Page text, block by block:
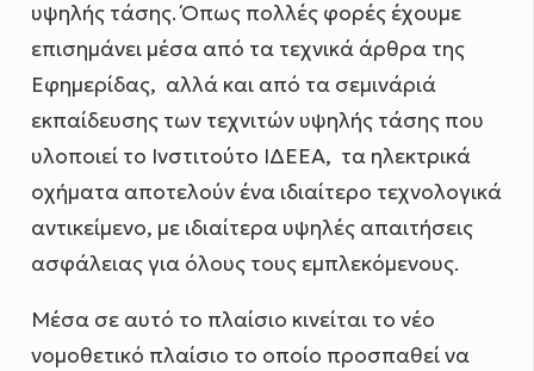
υψηλής τάσης. Όπως πολλές φορές έχουμε
επισημάνει μέσα από τα τεχνικά άρθρα της
Εφημερίδας, αλλά και από τα σεμινάριά
εκπαίδευσης των τεχνιτών υψηλής τάσης που
υλοποιεί το Ινστιτούτο ΙΔΕΕΑ, τα ηλεκτρικά
οχήματα αποτελούν ένα ιδιαίτερο τεχνολογικά
αντικείμενο, με ιδιαίτερα υψηλές απαιτήσεις
ασφάλειας για όλους τους εμπλεκόμενους.
Μέσα σε αυτό το πλαίσιο κινείται το νέο
νομοθετικό πλαίσιο το οποίο προσπαθεί να